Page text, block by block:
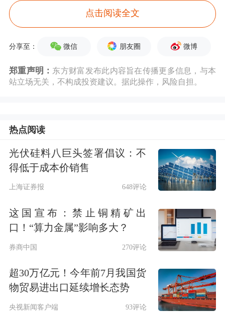
周期影响，多数中小厂商、跨界资本已
经暂停光伏新产线建设，单纯复制传统
TOPCon、普通组件等同质化产能的行
为基本终止，行业进入落后产能逐步出
但从头部企业动作来看，
更高的转换效率和功率以及降本增效。
拉普拉斯认为，基于光电转换效率持续
等目标，光伏产业链对
光伏设备 企业的
持续研发迭代能力提出更高要求。
为紧跟下游技术迭代步伐，拉普拉斯存
货水平较高。截至2025年末，公司存货
点击阅读全文
分享至： 微信 朋友圈 微博
郑重声明： 东方财富发布此内容旨在传播更多信息，与本
站立场无关，不构成投资建议。据此操作，风险自担。
热点阅读
光伏硅料八巨头签署倡议：不
得低于成本价销售
上海证券报 648评论
这国宣布：禁止铜精矿出
口！“算力金属”影响多大？
券商中国 270评论
超30万亿元！今年前7月我国货
物贸易进出口延续增长态势
央视新闻客户端 93评论